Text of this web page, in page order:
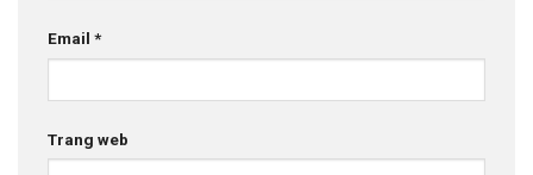
Email *
Trang web